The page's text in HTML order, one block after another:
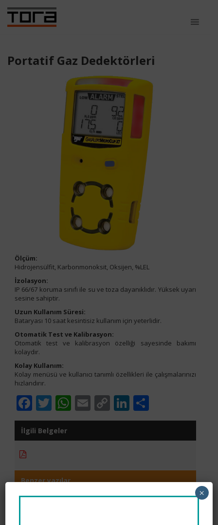
Portatif Gaz Dedektörleri
Ölçüm:
Hidrojensülfit, Karbonmonoksit, Oksijen, %LEL
İzolasyon:
IP 66/67 koruma sınıfı ile su ve toza dayanıklıdır. Yüksek uyarı
sesine sahiptir.
Uzun Kullanım Süresi:
Bataryası 10 saat kesintisiz kullanım için yeterlidir.
Otomatik Test ve Kalibrasyon:
Otomatik test ve kalibrasyon özelliği sayesinde bakımı
kolaydır.
Kolay Kullanım:
Kolay menüsü ve kullanıcı tanımlı özellikleri ile çalışmalarınızı
hızlandırır.
Facebook
Twitter
WhatsApp
EmailCopy
Link
LinkedIn
İlgili Belgeler
Benzer yazılar
Sıfır Atık Kumbarası
×